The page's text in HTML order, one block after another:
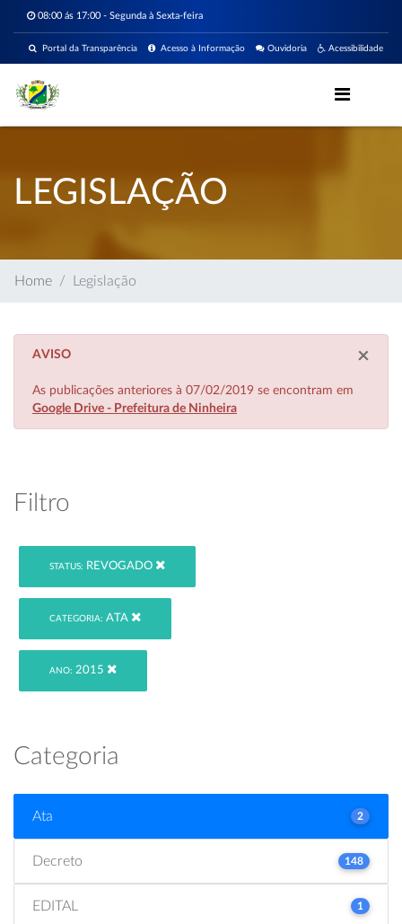
08:00 ás 17:00 - Segunda à Sexta-feira
Acessibilidade
Ouvidoria
Acesso à Informação
Portal da Transparência
LEGISLAÇÃO
Home Legislação
×
AVISO
As publicações anteriores à 07/02/2019 se encontram em
Google Drive - Prefeitura de Ninheira
Filtro
STATUS: REVOGADO
CATEGORIA: ATA
ANO: 2015
Categoria
Ata 2
Decreto 148
EDITAL 1